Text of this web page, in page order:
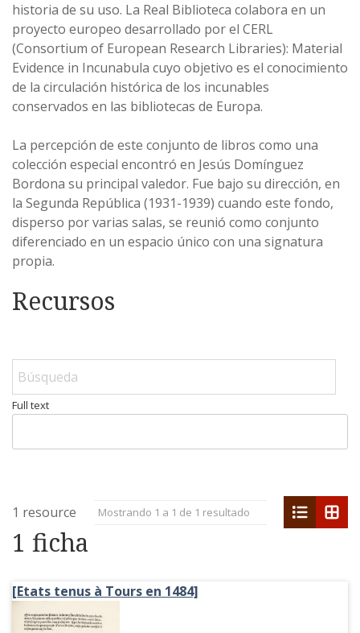
historia de su uso. La Real Biblioteca colabora en un
proyecto europeo desarrollado por el CERL
(Consortium of European Research Libraries): Material
Evidence in Incunabula cuyo objetivo es el conocimiento
de la circulación histórica de los incunables
conservados en las bibliotecas de Europa.
La percepción de este conjunto de libros como una
colección especial encontró en Jesús Domínguez
Bordona su principal valedor. Fue bajo su dirección, en
la Segunda República (1931-1939) cuando este fondo,
disperso por varias salas, se reunió como conjunto
diferenciado en un espacio único con una signatura
propia.
Recursos
Full text
1 resource Mostrando 1 a 1 de 1 resultado list grid
1 ficha
[Etats tenus à Tours en 1484]